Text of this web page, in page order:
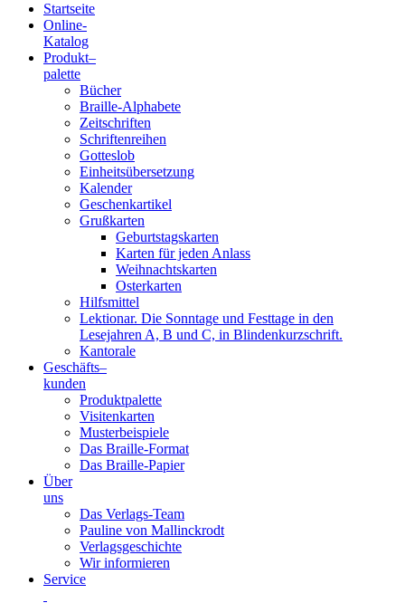
Blindenschrift-
Verlag
Druckerei
gGmbH
Startseite
Online-
Katalog
Produkt–
palette
Bücher
Braille-Alphabete
Zeitschriften
Schriftenreihen
Gotteslob
Einheitsübersetzung
Kalender
Geschenkartikel
Grußkarten
Geburtstagskarten
Karten für jeden Anlass
Weihnachtskarten
Osterkarten
Hilfsmittel
Lektionar. Die Sonntage und Festtage in den
Lesejahren A, B und C, in Blindenkurzschrift.
Kantorale
Geschäfts­–
kunden
Produktpalette
Visitenkarten
Musterbeispiele
Das Braille-Format
Das Braille-Papier
Über
uns
Das Verlags-Team
Pauline von Mallinckrodt
Verlagsgeschichte
Wir informieren
Service